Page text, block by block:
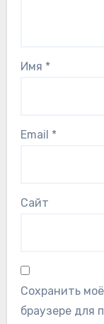
Имя *
Email *
Сайт
Сохранить
браузере для